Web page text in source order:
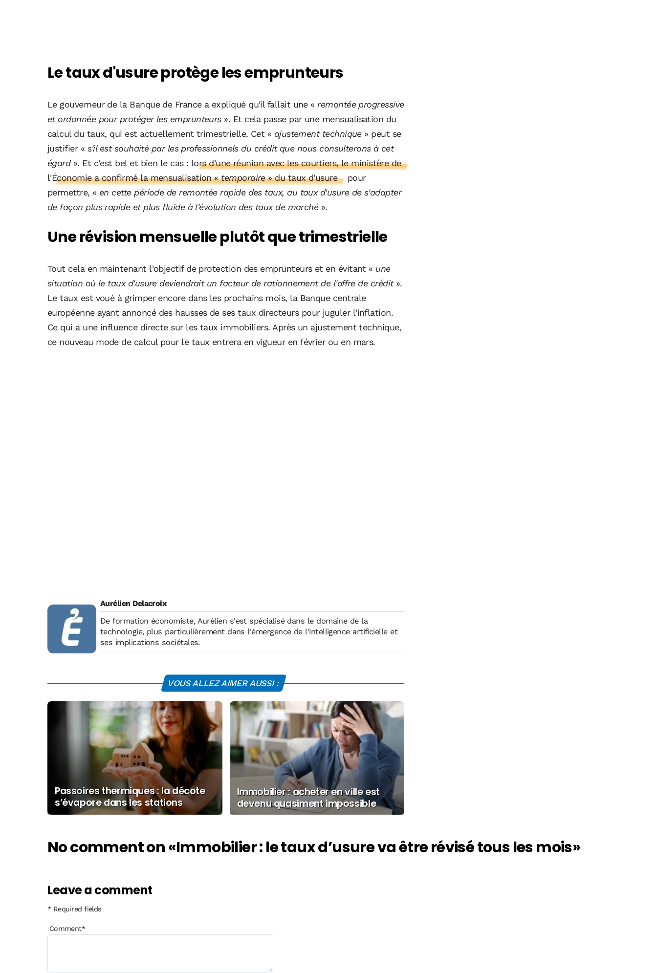
Le taux d'usure protège les emprunteurs
Le gouverneur de la Banque de France a expliqué qu'il fallait une « remontée progressive
et ordonnée pour protéger les emprunteurs». Et cela passe par une mensualisation du
calcul du taux, qui est actuellement trimestrielle. Cet « ajustement technique» peut se
justifier « s'il est souhaité par les professionnels du crédit que nous consulterons à cet
égard». Et c'est bel et bien le cas : lors d'une réunion avec les courtiers, le ministère de
l'Économie a confirmé la mensualisation «temporaire» du taux d'usure
pour
permettre, « en cette période de remontée rapide des taux, au taux d'usure de s'adapter
de façon plus rapide et plus fluide à l'évolution des taux de marché».
Une révision mensuelle plutôt que trimestrielle
Tout cela en maintenant l'objectif de protection des emprunteurs et en évitant « une
situation où le taux d'usure deviendrait un facteur de rationnement de l'offre de crédit».
Le taux est voué à grimper encore dans les prochains mois, la Banque centrale
européenne ayant annoncé des hausses de ses taux directeurs pour juguler l'inflation.
Ce qui a une influence directe sur les taux immobiliers. Après un ajustement technique,
ce nouveau mode de calcul pour le taux entrera en vigueur en février ou en mars.
Aurélien Delacroix
De formation économiste, Aurélien s'est spécialisé dans le domaine de la
technologie, plus particulièrement dans l'émergence de l'intelligence artificielle et
ses implications sociétales.
VOUS ALLEZ AIMER AUSSI :
Passoires thermiques : la décote
s’évapore dans les stations
balnéaires
Immobilier : acheter en ville est
devenu quasiment impossible
No comment on«Immobilier : le taux d’usure va être révisé tous les mois»
Leave a comment
* Required fields
Comment*